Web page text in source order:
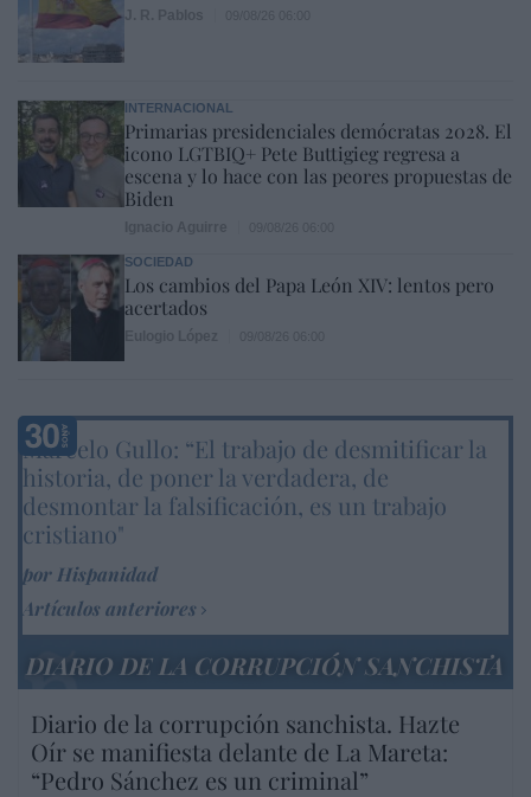
INTERNACIONAL
Primarias presidenciales demócratas 2028. El
icono LGTBIQ+ Pete Buttigieg regresa a
escena y lo hace con las peores propuestas de
Biden
SOCIEDAD
Los cambios del Papa León XIV: lentos pero
acertados
Marcelo Gullo: “El trabajo de desmitificar la
historia, de poner la verdadera, de
desmontar la falsificación, es un trabajo
cristiano"
por Hispanidad
Artículos anteriores
DIARIO DE LA CORRUPCIÓN SANCHISTA
Diario de la corrupción sanchista. Hazte
Oír se manifiesta delante de La Mareta:
“Pedro Sánchez es un criminal”